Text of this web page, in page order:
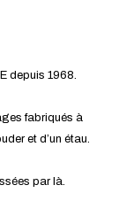
depuis 1968.
fabriqués à
et d’un étau.
par là.